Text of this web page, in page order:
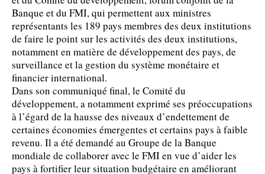
Banque et du FMI, qui permettent aux ministres
représentants les 189 pays membres des deux institutions
de faire le point sur les activités des deux institutions,
notamment en matière de développement des pays, de
surveillance et la gestion du système monétaire et
financier international.
Dans son communiqué final, le Comité du
développement, a notamment exprimé ses préoccupations
à l’égard de la hausse des niveaux d’endettement de
certaines économies émergentes et certains pays à faible
revenu. Il a été demandé au Groupe de la Banque
mondiale de collaborer avec le FMI en vue d’aider les
pays à fortifier leur situation budgétaire en améliorant